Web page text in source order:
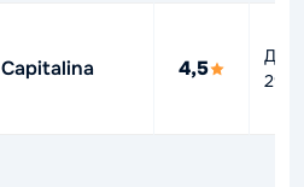
Capitalina 4,5
До